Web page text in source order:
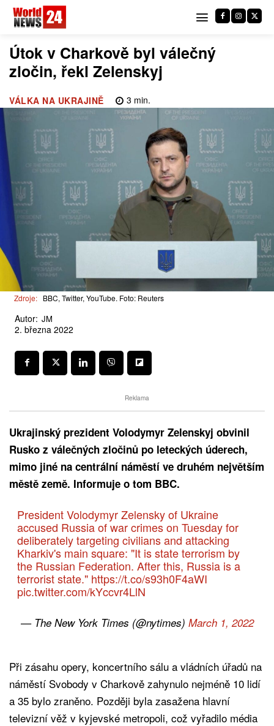
Útok v Charkově byl válečný
zločin, řekl Zelenskyj
VÁLKA NA UKRAJINĚ 3 min.
Zdroje: BBC, Twitter, YouTube. Foto: Reuters
Autor: JM
2. března 2022
Reklama
Ukrajinský prezident Volodymyr Zelenskyj obvinil
Rusko z válečných zločinů po leteckých úderech,
mimo jiné na centrální náměstí ve druhém největším
městě země. Informuje o tom BBC.
President Volodymyr Zelensky of Ukraine
accused Russia of war crimes on Tuesday for
deliberately targeting civilians and attacking
Kharkiv's main square: "It is state terrorism by
the Russian Federation. After this, Russia is a
terrorist state." https://t.co/s93h0F4aWI
pic.twitter.com/kYccvr4LlN
— The New York Times (@nytimes) March 1, 2022
Při zásahu opery, koncertního sálu a vládních úřadů na
náměstí Svobody v Charkově zahynulo nejméně 10 lidí
a 35 bylo zraněno. Později byla zasažena hlavní
televizní věž v kyjevské metropoli, což vyřadilo média